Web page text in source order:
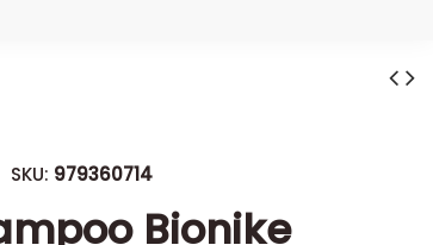
SKU: 979360714
Bionike